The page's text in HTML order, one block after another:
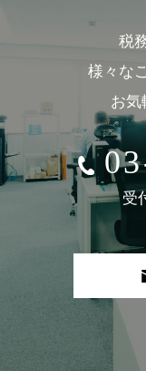
税
様々な
お気
受